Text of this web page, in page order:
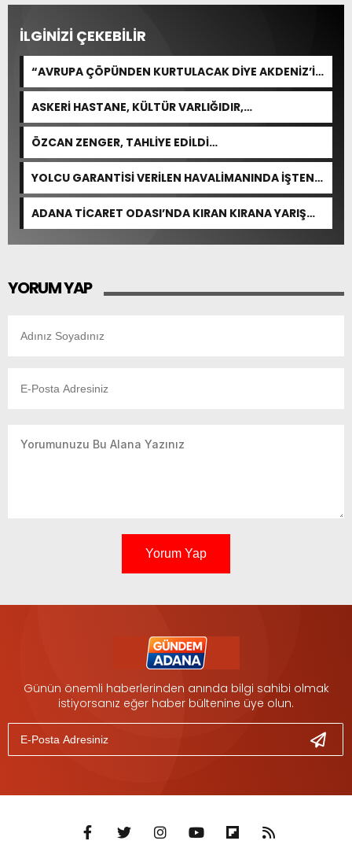
İLGİNİZİ ÇEKEBİLİR
“AVRUPA ÇÖPÜNDEN KURTULACAK DİYE AKDENİZ’İ
FEDA EDEMEZSİNİZ!”
ASKERİ HASTANE, KÜLTÜR VARLIĞIDIR,
ÖZELLEŞTİRİLEMEZ!
ÖZCAN ZENGER, TAHLİYE EDİLDİ…
YOLCU GARANTİSİ VERİLEN HAVALİMANINDA İŞTEN
ÇIKARMA VAR
ADANA TİCARET ODASI’NDA KIRAN KIRANA YARIŞ
BEKLENİYOR
YORUM YAP
Yorum Yap
Günün önemli haberlerinden anında bilgi sahibi olmak
istiyorsanız eğer haber bültenine üye olun.